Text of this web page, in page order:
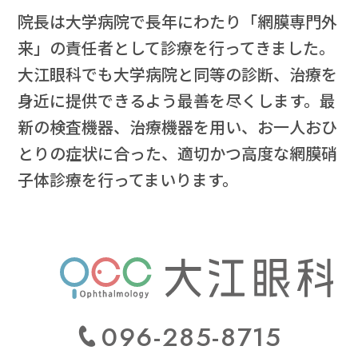
院長は大学病院で長年にわたり「網膜専門外
来」の責任者として診療を行ってきました。
大江眼科でも大学病院と同等の診断、治療を
身近に提供できるよう最善を尽くします。最
新の検査機器、治療機器を用い、お一人おひ
とりの症状に合った、適切かつ高度な網膜硝
子体診療を行ってまいります。
096-285-8715